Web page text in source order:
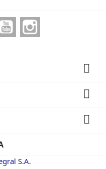
YouTube



S.A.